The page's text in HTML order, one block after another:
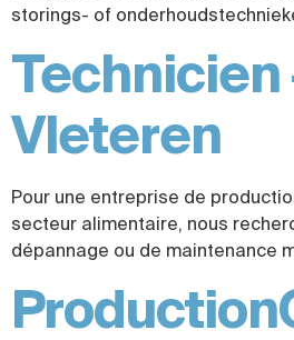
storings- of
Technicien
Vleteren
Pour une entreprise de
secteur alimentaire, nous
dépannage ou de maintenance